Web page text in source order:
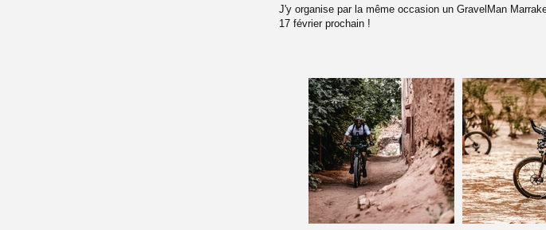
J'y organise par la même occasion un GravelMan
17 février prochain !